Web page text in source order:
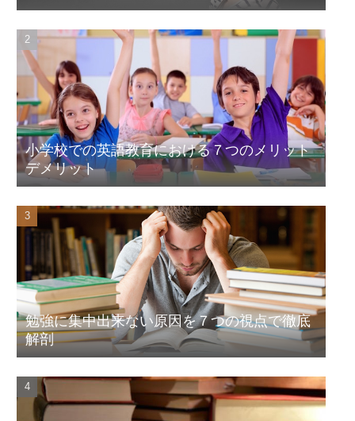
小学校での英語教育における７つのメリット
デメリット
勉強に集中出来ない原因を７つの視点で徹底
解剖